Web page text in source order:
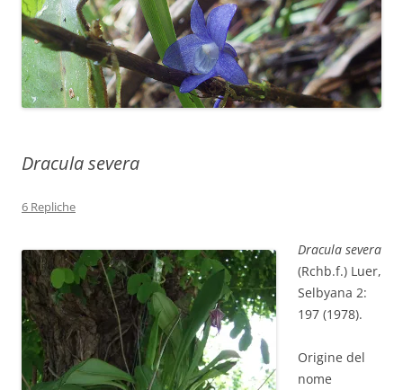
Dracula severa
6 Repliche
Dracula severa
(Rchb.f.) Luer,
Selbyana 2:
197 (1978).
Origine del
nome